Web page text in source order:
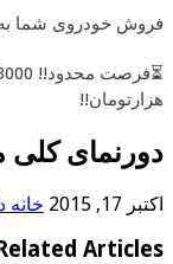
فروش خودروی شما به
هزارتومان!!
دورنمای کلی مدل
اکتبر 17, 2015 خانه
Related Articles